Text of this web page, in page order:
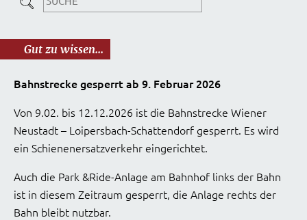
Gut zu wissen...
Bahnstrecke gesperrt ab 9. Februar 2026
Von 9.02. bis 12.12.2026 ist die Bahnstrecke Wiener
Neustadt – Loipersbach-Schattendorf gesperrt. Es wird
ein Schienenersatzverkehr eingerichtet.
Auch die Park &Ride-Anlage am Bahnhof links der Bahn
ist in diesem Zeitraum gesperrt, die Anlage rechts der
Bahn bleibt nutzbar.